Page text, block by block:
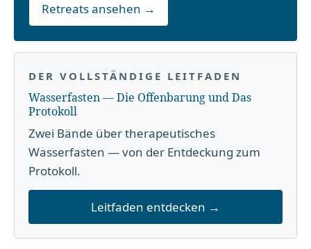
Retreats ansehen →
DER VOLLSTÄNDIGE LEITFADEN
Wasserfasten — Die Offenbarung und Das
Protokoll
Zwei Bände über therapeutisches
Wasserfasten — von der Entdeckung zum
Protokoll.
Leitfaden entdecken →